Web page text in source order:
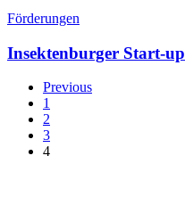
Förderungen
Insektenburger Start-up
Previous
1
2
3
4